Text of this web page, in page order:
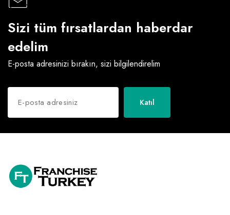
Sizi tüm fırsatlardan haberdar
edelim
E-posta adresinizi bırakın, sizi bilgilendirelim
Katıl